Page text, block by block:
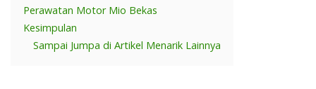
Perawatan Motor Mio Bekas
Kesimpulan
Sampai Jumpa di Artikel Menarik Lainnya